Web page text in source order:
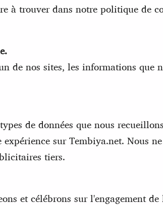
à trouver dans notre politique de
de nos sites, les informations
de données que nous
sur Tembiya.net. Nous
tiers.
et célébrons sur l'engagement